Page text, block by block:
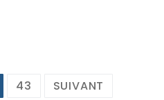
43 SUIVANT